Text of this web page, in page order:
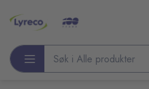
Søk etter produkter